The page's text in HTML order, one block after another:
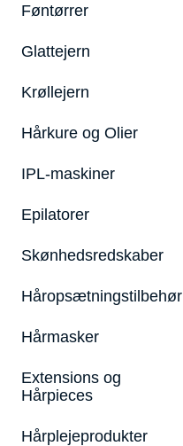
Føntørrer
Glattejern
Krøllejern
Hårkure og Olier
IPL-maskiner
Epilatorer
Skønhedsredskaber
Håropsætningstilbehør
Hårmasker
Extensions og
Hårpieces
Hårplejeprodukter